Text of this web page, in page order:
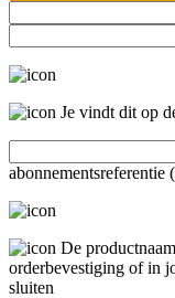
Je vindt dit op
abonnementsreferentie
De
orderbevestiging of in
sluiten